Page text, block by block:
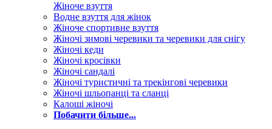
Жіноче взуття
Водне взуття для жінок
Жіноче спортивне взуття
Жіночі зимові черевики та черевики для снігу
Жіночі кеди
Жіночі кросівки
Жіночі сандалі
Жіночі туристичні та трекінгові черевики
Жіночі шльопанці та сланці
Калоші жіночі
Побачити більше...